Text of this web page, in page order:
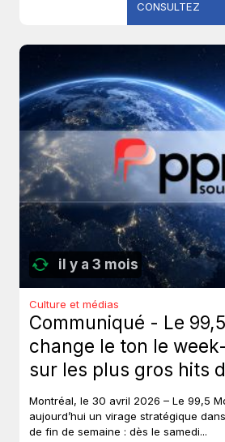
CONSULTEZ
il y a 3 mois
Culture et médias
Communiqué - Le
change le ton le
sur les plus gros hits
les temps, sans
fortes en semaine.
Montréal, le 30 avril 2026 – Le 99,5
aujourd’hui un virage stratégique
de fin de semaine : dès le samedi...